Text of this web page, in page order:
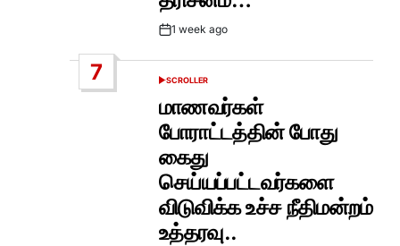
Post1 week ago
7
POSTED
SCROLLER
மாணவர்கள்
போராட்டத்தின் போது
கைது
செய்யப்பட்டவர்களை
விடுவிக்க உச்ச நீதிமன்றம்
உத்தரவு..